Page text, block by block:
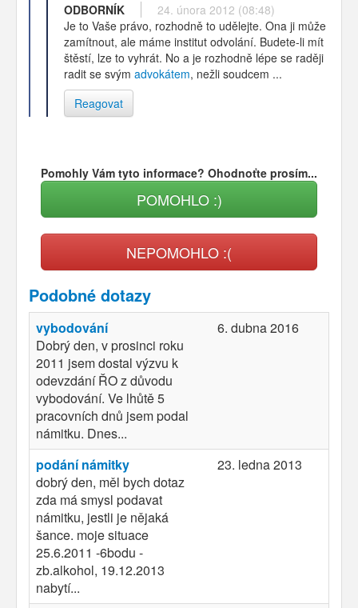
ODBORNÍK
24. února 2012 (08:48)
Je to Vaše právo, rozhodně to udělejte. Ona ji může
zamítnout, ale máme institut odvolání. Budete-li mít
štěstí, lze to vyhrát. No a je rozhodně lépe se raději
radit se svým advokátem, nežli soudcem ...
Reagovat
Pomohly Vám tyto informace? Ohodnoťte prosím...
POMOHLO :)
NEPOMOHLO :(
Podobné dotazy
vybodování
Dobrý den, v prosinci roku
2011 jsem dostal výzvu k
odevzdání ŘO z důvodu
vybodování. Ve lhůtě 5
pracovních dnů jsem podal
námitku. Dnes...
6. dubna 2016
podání námitky
dobrý den, měl bych dotaz
zda má smysl podavat
námitku, jestli je nějaká
šance. moje situace
25.6.2011 -6bodu -
zb.alkohol, 19.12.2013
nabytí...
23. ledna 2013